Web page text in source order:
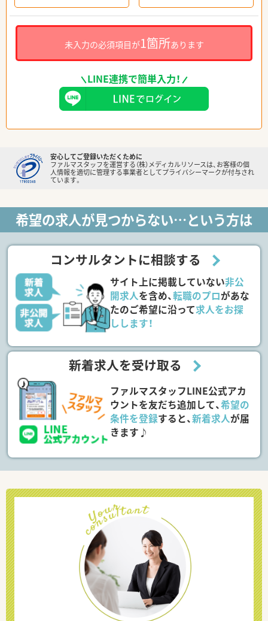
未入力の必須項目が1箇所あります
LINE連携で簡単入力！
安心してご登録いただくために
ファルマスタッフを運営する（株）メディカルリソースは、お客様の個
人情報を適切に管理する事業者としてプライバシーマークが付与され
ています。
希望の求人が見つからない…という方は
コンサルタントに相談する
サイト上に掲載していない非公
開求人を含め、転職のプロがあな
たのご希望に沿って求人をお探
しします！
新着求人を受け取る
ファルマスタッフLINE公式アカ
ウントを友だち追加して、希望の
条件を登録すると、新着求人が届
きます♪